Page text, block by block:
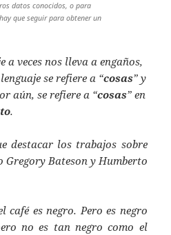
datos conocidos, o para
que seguir para obtener un
a veces nos lleva a engaños,
se refiere a “cosas” y
aún, se refiere a “cosas” en
.
destacar los trabajos sobre
Gregory Bateson y Humberto
café es negro. Pero es negro
no es tan negro como el